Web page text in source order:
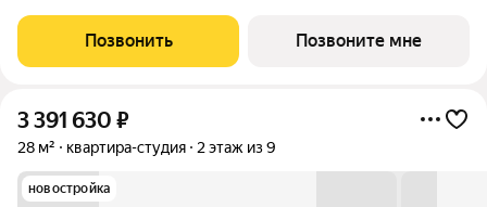
4,6% НА ВЕСЬ СРОК КРЕДИТОВАНИЯ ПО СЕМЕЙНОЙ
ИПОТЕКИ БРОНИРОВАНИЕ БЕСПЛАТНОЕ Адрес: г. Саранск,
Позвонить Позвоните мне
3 391 630 ₽
28 м² квартира-студия 2 этаж из 9
новостройка